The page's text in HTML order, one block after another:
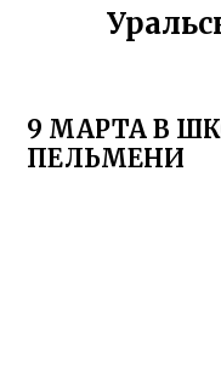
9 МАРТА В
ПЕЛЬМЕНИ